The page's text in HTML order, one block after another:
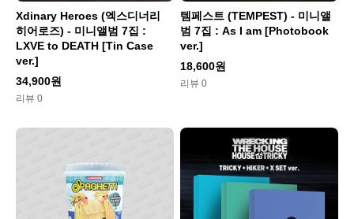
Xdinary Heroes (엑스디너리
히어로즈) - 미니앨범 7집 :
LXVE to DEATH [Tin Case
ver.]
34,900원
리뷰 0
템페스트 (TEMPEST) - 미니앨
범 7집 : As I am [Photobook
ver.]
18,600원
리뷰 0